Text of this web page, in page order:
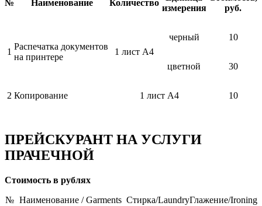
№ Наименование Количество
измерения
руб.
1
Распечатка документов
на принтере
1 лист А4
черный 10
цветной 30
2 Копирование 1 лист А4 10
ПРЕЙСКУРАНТ НА УСЛУГИ
ПРАЧЕЧНОЙ
Стоимость в рублях
№ Наименование / Garments Стирка/LaundryГлажение/Ironing